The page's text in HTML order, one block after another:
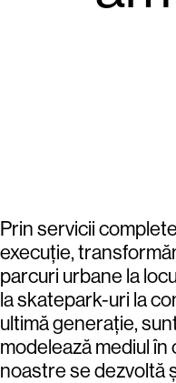
Prin servicii
execuție,
parcuri urbane la
la skatepark-uri la
ultimă generație,
modelează mediul
noastre se dezvoltă